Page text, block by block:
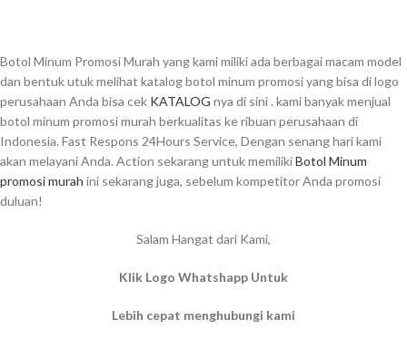
Botol Minum Promosi Murah yang kami miliki ada berbagai macam model
dan bentuk utuk melihat katalog botol minum promosi yang bisa di logo
perusahaan Anda bisa cek KATALOG nya di sini . kami banyak menjual
botol minum promosi murah berkualitas ke ribuan perusahaan di
Indonesia. Fast Respons 24Hours Service, Dengan senang hari kami
akan melayani Anda. Action sekarang untuk memilikiBotol Minum
promosi murah ini sekarang juga, sebelum kompetitor Anda promosi
duluan!
Salam Hangat dari Kami,
Klik Logo Whatshapp Untuk
Lebih cepat menghubungi kami